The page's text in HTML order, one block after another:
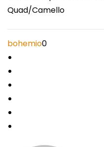
Quad/Camello
bohemio0